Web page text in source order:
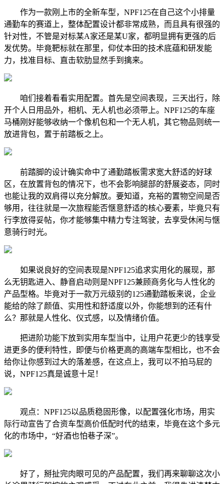
作为一款刚上市的全新车型，NPF125在自己这个小排量
通勤车的赛道上，整体配置设计都非常成熟，而且具有很强的
针对性，不管是对标某A家还是某U家，都明显拥有更强的后
发优势。毕竟靶标就在那里，仰仗本田的技术底蕴和研发能
力，找准目标、直击软肋显然手到擒来。
咱们接着看看实用配置。首先是空间表现，三天出行，除
开个人日用品外，相机、无人机也必须带上。NPF125的车座
马桶刚好能够收纳一个像机包和一个无人机，其它物品则统一
放进背包，置于前踏板之上。
前踏脚的设计确实命中了通勤踏板需求宽大舒适的好球
区，在放置背包的情况下，也不会影响腿部的舒展姿态，同时
也能让我的双肩得以充分解放。要知道，充裕的置物空间是否
够用，往往就是一次旅程能否惬意舒适的核心要素，毕竟只有
行李放得妥帖，你才能够集中精力专注驾驶，去享受休闲与惬
意骑行时光。
如果说良好的空间表现是NPF125追求实用化的展现，那
么无钥匙进入、静音启动则是NPF125兼顾商务化与人性化的
产品型格。毕竟对于一款万元级别的125通勤踏板来说，企业
能给的除了颜值、实用性和舒适度以外，你能想到的还有什
么？那就是人性化、仪式感，以及情绪价值。
把进阶功能下放到实用车型当中，让用户花更少的钱享受
进更多的便利特性，即便与价格更高的高端车型相比，也不会
给你让你感到过大的落差感，在这点上，我可以不拍马屁的
说，NPF125真是诚意十足！
观点：NPF125以品质稳固形像，以配置强化市场，用实
际行动宣告了合资车型高价低配时代的结束，毕竟在这个多元
化的市场中，“好酒也怕巷子深”。
好了，掰扯完肉眼可见的产品配置，我们再来聊聊这次小